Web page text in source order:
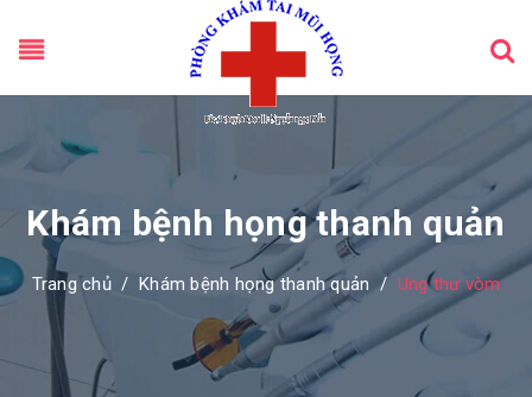
Khám bệnh họng thanh quản
Trang chủ / Khám bệnh họng thanh quản / Ung thư vòm